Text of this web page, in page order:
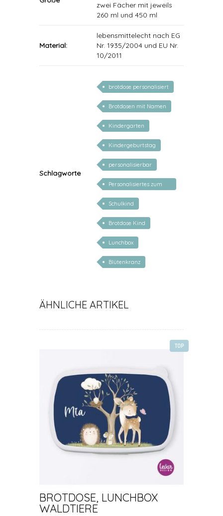
zwei Fächer mit jeweils
260 ml und 450 ml
Material:
lebensmittelecht nach EG
Nr. 1935/2004 und EU Nr.
10/2011
Schlagworte
brotdose personalisiert
Brotdosen mit Namen
Kindergarten
Kindergeburtstag
personalisierbar
Personalisiertes zum
Schulanfang
Schulkind
Brotdose Kind
Lunchbox
Blütenkranz
ÄHNLICHE ARTIKEL
TOP
BROTDOSE, LUNCHBOX
WALDTIERE